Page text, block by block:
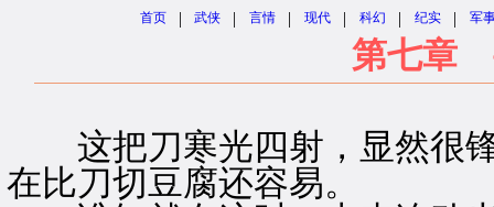
首页 | 武侠 | 言情 | 现代 | 科幻 | 纪实 | 军
第七章
这把刀寒光四射，显然很锋
在比刀切豆腐还容易。